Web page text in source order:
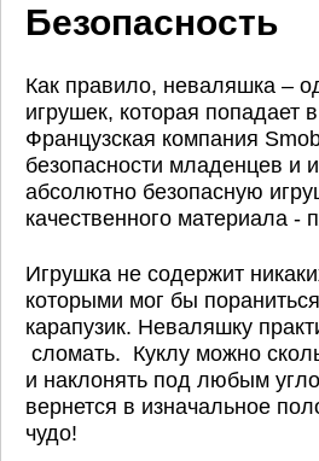
Безопасность
Как правило, неваляшка –
игрушек, которая попадает
Французская компания
безопасности младенцев и
абсолютно безопасную
качественного материала -
Игрушка не содержит
которыми мог бы
карапузик. Неваляшку
сломать. Куклу можно
и наклонять под любым
вернется в изначальное
чудо!